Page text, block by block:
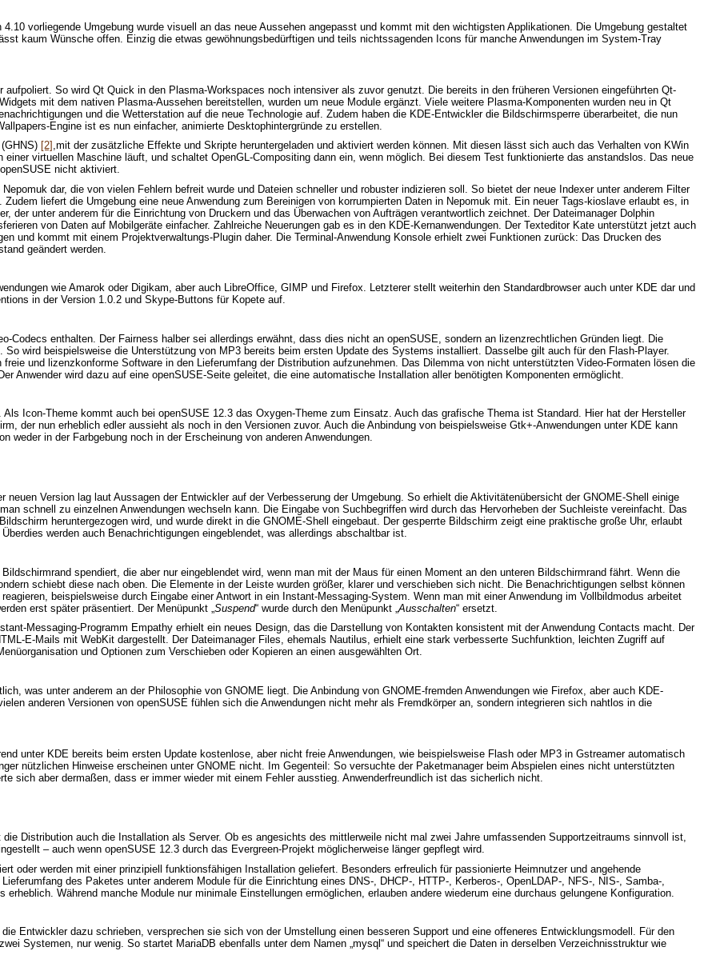
vorliegende Umgebung wurde visuell an das neue Aussehen angepasst und kommt mit den wichtigsten Applikationen. Die Umgebung gestaltet
kaum Wünsche offen. Einzig die etwas gewöhnungsbedürftigen und teils nichtssagenden Icons für manche Anwendungen im System-Tray
So wird Qt Quick in den Plasma-Workspaces noch intensiver als zuvor genutzt. Die bereits in den früheren Versionen eingeführten Qt-
mit dem nativen Plasma-Aussehen bereitstellen, wurden um neue Module ergänzt. Viele weitere Plasma-Komponenten wurden neu in Qt
und die Wetterstation auf die neue Technologie auf. Zudem haben die KDE-Entwickler die Bildschirmsperre überarbeitet, die nun
Engine ist es nun einfacher, animierte Desktophintergründe zu erstellen.
[2] ,mit der zusätzliche Effekte und Skripte heruntergeladen und aktiviert werden können. Mit diesen lässt sich auch das Verhalten von KWin
virtuellen Maschine läuft, und schaltet OpenGL-Compositing dann ein, wenn möglich. Bei diesem Test funktionierte das anstandslos. Das neue
nicht aktiviert.
dar, die von vielen Fehlern befreit wurde und Dateien schneller und robuster indizieren soll. So bietet der neue Indexer unter anderem Filter
liefert die Umgebung eine neue Anwendung zum Bereinigen von korrumpierten Daten in Nepomuk mit. Ein neuer Tags-kioslave erlaubt es, in
der unter anderem für die Einrichtung von Druckern und das Überwachen von Aufträgen verantwortlich zeichnet. Der Dateimanager Dolphin
von Daten auf Mobilgeräte einfacher. Zahlreiche Neuerungen gab es in den KDE-Kernanwendungen. Der Texteditor Kate unterstützt jetzt auch
und kommt mit einem Projektverwaltungs-Plugin daher. Die Terminal-Anwendung Konsole erhielt zwei Funktionen zurück: Das Drucken des
geändert werden.
wie Amarok oder Digikam, aber auch LibreOffice, GIMP und Firefox. Letzterer stellt weiterhin den Standardbrowser auch unter KDE dar und
in der Version 1.0.2 und Skype-Buttons für Kopete auf.
Codecs enthalten. Der Fairness halber sei allerdings erwähnt, dass dies nicht an openSUSE, sondern an lizenzrechtlichen Gründen liegt. Die
wird beispielsweise die Unterstützung von MP3 bereits beim ersten Update des Systems installiert. Dasselbe gilt auch für den Flash-Player.
und lizenzkonforme Software in den Lieferumfang der Distribution aufzunehmen. Das Dilemma von nicht unterstützten Video-Formaten lösen die
Anwender wird dazu auf eine openSUSE-Seite geleitet, die eine automatische Installation aller benötigten Komponenten ermöglicht.
Icon-Theme kommt auch bei openSUSE 12.3 das Oxygen-Theme zum Einsatz. Auch das grafische Thema ist Standard. Hier hat der Hersteller
der nun erheblich edler aussieht als noch in den Versionen zuvor. Auch die Anbindung von beispielsweise Gtk+-Anwendungen unter KDE kann
in der Farbgebung noch in der Erscheinung von anderen Anwendungen.
Version lag laut Aussagen der Entwickler auf der Verbesserung der Umgebung. So erhielt die Aktivitätenübersicht der GNOME-Shell einige
schnell zu einzelnen Anwendungen wechseln kann. Die Eingabe von Suchbegriffen wird durch das Hervorheben der Suchleiste vereinfacht. Das
heruntergezogen wird, und wurde direkt in die GNOME-Shell eingebaut. Der gesperrte Bildschirm zeigt eine praktische große Uhr, erlaubt
werden auch Benachrichtigungen eingeblendet, was allerdings abschaltbar ist.
spendiert, die aber nur eingeblendet wird, wenn man mit der Maus für einen Moment an den unteren Bildschirmrand fährt. Wenn die
schiebt diese nach oben. Die Elemente in der Leiste wurden größer, klarer und verschieben sich nicht. Die Benachrichtigungen selbst können
beispielsweise durch Eingabe einer Antwort in ein Instant-Messaging-System. Wenn man mit einer Anwendung im Vollbildmodus arbeitet
erst später präsentiert. Der Menüpunkt „ Suspend“ wurde durch den Menüpunkt „ Ausschalten“ ersetzt.
Messaging-Programm Empathy erhielt ein neues Design, das die Darstellung von Kontakten konsistent mit der Anwendung Contacts macht. Der
E-Mails mit WebKit dargestellt. Der Dateimanager Files, ehemals Nautilus, erhielt eine stark verbesserte Suchfunktion, leichten Zugriff auf
und Optionen zum Verschieben oder Kopieren an einen ausgewählten Ort.
was unter anderem an der Philosophie von GNOME liegt. Die Anbindung von GNOME-fremden Anwendungen wie Firefox, aber auch KDE-
anderen Versionen von openSUSE fühlen sich die Anwendungen nicht mehr als Fremdkörper an, sondern integrieren sich nahtlos in die
unter KDE bereits beim ersten Update kostenlose, aber nicht freie Anwendungen, wie beispielsweise Flash oder MP3 in Gstreamer automatisch
nützlichen Hinweise erscheinen unter GNOME nicht. Im Gegenteil: So versuchte der Paketmanager beim Abspielen eines nicht unterstützten
sich aber dermaßen, dass er immer wieder mit einem Fehler ausstieg. Anwenderfreundlich ist das sicherlich nicht.
Distribution auch die Installation als Server. Ob es angesichts des mittlerweile nicht mal zwei Jahre umfassenden Supportzeitraums sinnvoll ist,
– auch wenn openSUSE 12.3 durch das Evergreen-Projekt möglicherweise länger gepflegt wird.
oder werden mit einer prinzipiell funktionsfähigen Installation geliefert. Besonders erfreulich für passionierte Heimnutzer und angehende
des Paketes unter anderem Module für die Einrichtung eines DNS-, DHCP-, HTTP-, Kerberos-, OpenLDAP-, NFS-, NIS-, Samba-,
Während manche Module nur minimale Einstellungen ermöglichen, erlauben andere wiederum eine durchaus gelungene Konfiguration.
Entwickler dazu schrieben, versprechen sie sich von der Umstellung einen besseren Support und eine offeneres Entwicklungsmodell. Für den
Systemen, nur wenig. So startet MariaDB ebenfalls unter dem Namen „mysql“ und speichert die Daten in derselben Verzeichnisstruktur wie